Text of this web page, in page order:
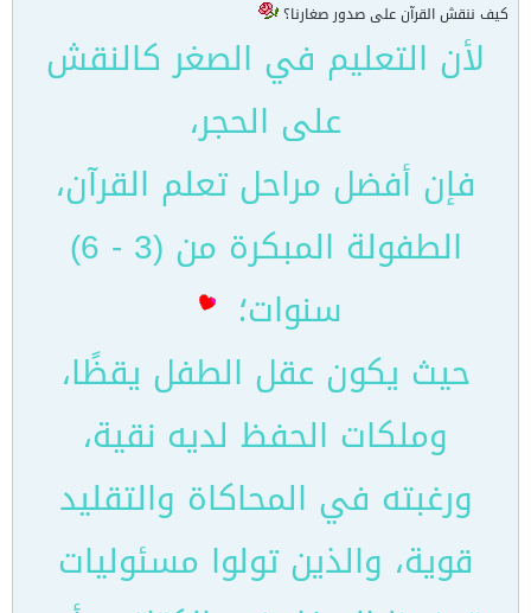
كيف ننقش القرآن على صدور صغارنا؟
لأن التعليم في الصغر كالنقش
على الحجر،
فإن أفضل مراحل تعلم القرآن،
الطفولة المبكرة من (3 - 6)
سنوات؛
حيث يكون عقل الطفل يقظًا،
وملكات الحفظ لديه نقية،
ورغبته في المحاكاة والتقليد
قوية، والذين تولوا مسئوليات